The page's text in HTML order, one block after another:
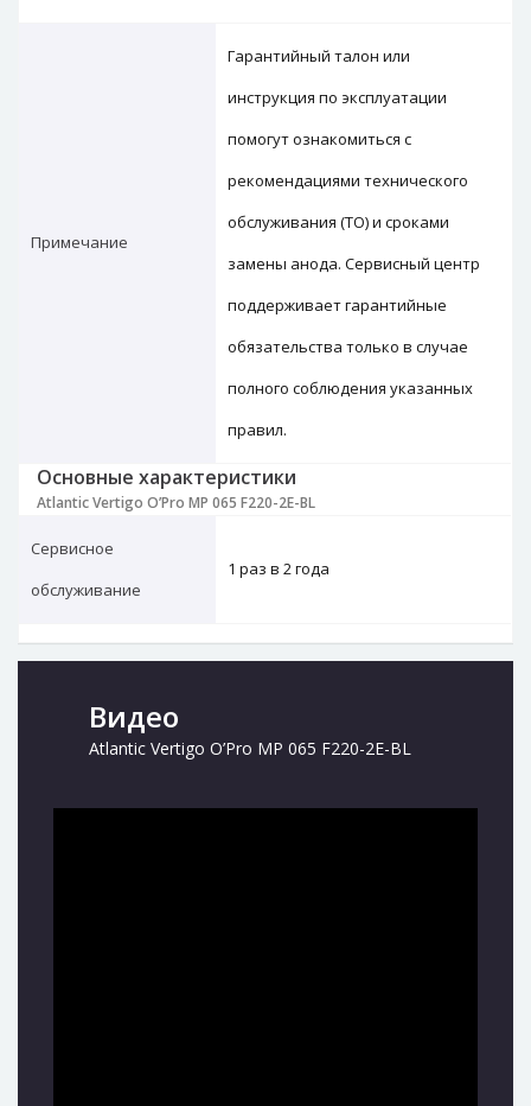
Примечание
Гарантийный талон или
инструкция по эксплуатации
помогут ознакомиться с
рекомендациями технического
обслуживания (ТО) и сроками
замены анода. Сервисный центр
поддерживает гарантийные
обязательства только в случае
полного соблюдения указанных
правил.
Основные характеристики
Atlantic Vertigo O’Pro MP 065 F220-2E-BL
Сервисное
обслуживание
1 раз в 2 года
Видео
Atlantic Vertigo O’Pro MP 065 F220-2E-BL